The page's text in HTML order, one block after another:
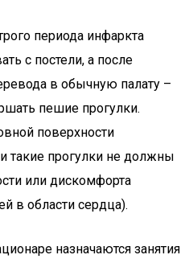
периода инфаркта
с постели, а после
в обычную палату –
пешие прогулки.
поверхности
такие прогулки не должны
или дискомфорта
в области сердца).
назначаются занятия